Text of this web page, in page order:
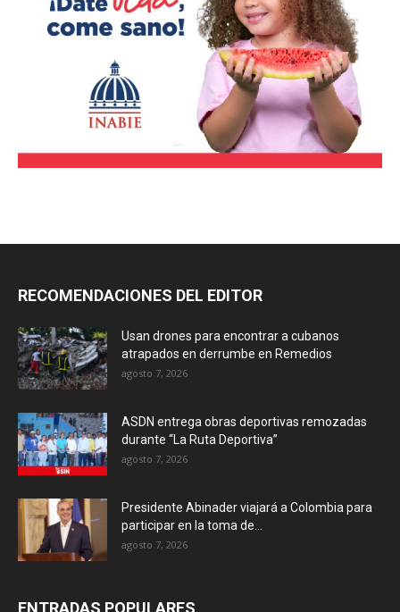
RECOMENDACIONES DEL EDITOR
Usan drones para encontrar a cubanos
atrapados en derrumbe en Remedios
agosto 7, 2026
ASDN entrega obras deportivas remozadas
durante “La Ruta Deportiva”
agosto 7, 2026
Presidente Abinader viajará a Colombia para
participar en la toma de...
agosto 7, 2026
ENTRADAS POPULARES